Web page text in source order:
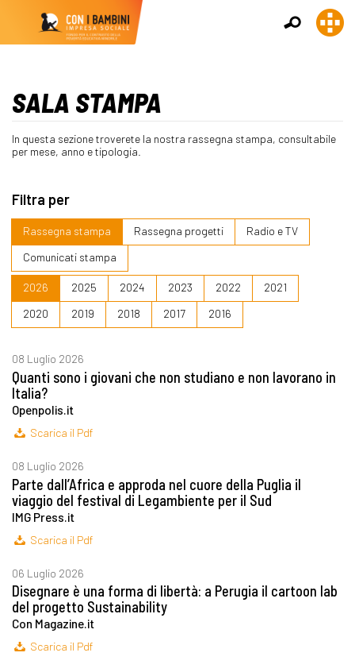
SALA STAMPA
In questa sezione troverete la nostra rassegna stampa, consultabile
per mese, anno e tipologia.
Filtra per
Rassegna stampa Rassegna progetti
Radio e TV
Comunicati stampa
2026 2025 2024 2023 2022
2021
2020
2019 2018 2017 2016
08 Luglio 2026
Quanti sono i giovani che non studiano e non lavorano in
Italia?
Openpolis.it
Scarica il Pdf
08 Luglio 2026
Parte dall’Africa e approda nel cuore della Puglia il
viaggio del festival di Legambiente per il Sud
IMG Press.it
Scarica il Pdf
06 Luglio 2026
Disegnare è una forma di libertà: a Perugia il cartoon lab
del progetto Sustainability
Con Magazine.it
Scarica il Pdf